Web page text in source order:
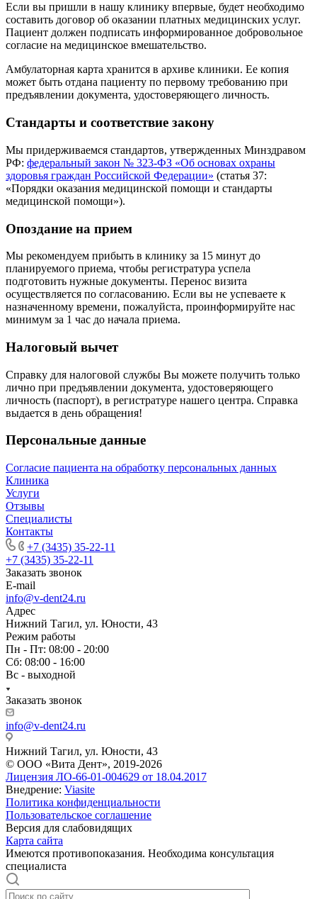
Если вы пришли в нашу клинику впервые, будет необходимо
составить договор об оказании платных медицинских услуг.
Пациент должен подписать информированное добровольное
согласие на медицинское вмешательство.
Амбулаторная карта хранится в архиве клиники. Ее копия
может быть отдана пациенту по первому требованию при
предъявлении документа, удостоверяющего личность.
Стандарты и соответствие закону
Мы придерживаемся стандартов, утвержденных Минздравом
РФ: федеральный закон № 323-ФЗ «Об основах охраны
здоровья граждан Российской Федерации» (статья 37:
«Порядки оказания медицинской помощи и стандарты
медицинской помощи»).
Опоздание на прием
Мы рекомендуем прибыть в клинику за 15 минут до
планируемого приема, чтобы регистратура успела
подготовить нужные документы. Перенос визита
осуществляется по согласованию. Если вы не успеваете к
назначенному времени, пожалуйста, проинформируйте нас
минимум за 1 час до начала приема.
Налоговый вычет
Справку для налоговой службы Вы можете получить только
лично при предъявлении документа, удостоверяющего
личность (паспорт), в регистратуре нашего центра. Справка
выдается в день обращения!
Персональные данные
Согласие пациента на обработку персональных данных
Клиника
Услуги
Отзывы
Специалисты
Контакты
+7 (3435) 35-22-11
+7 (3435) 35-22-11
Заказать звонок
E-mail
info@v-dent24.ru
Адрес
Нижний Тагил, ул. Юности, 43
Режим работы
Пн - Пт: 08:00 - 20:00
Сб: 08:00 - 16:00
Вс - выходной
Заказать звонок
info@v-dent24.ru
Нижний Тагил, ул. Юности, 43
© ООО «Вита Дент», 2019-2026
Лицензия ЛО-66-01-004629 от 18.04.2017
Внедрение: Viasite
Политика конфиденциальности
Пользовательское соглашение
Версия для слабовидящих
Карта сайта
Имеются противопоказания. Необходима консультация
специалиста